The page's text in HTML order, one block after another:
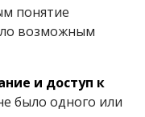
понятие
возможным
и доступ к
было одного или